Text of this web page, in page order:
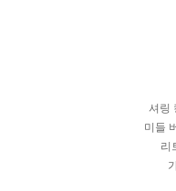
셔링
미들
리